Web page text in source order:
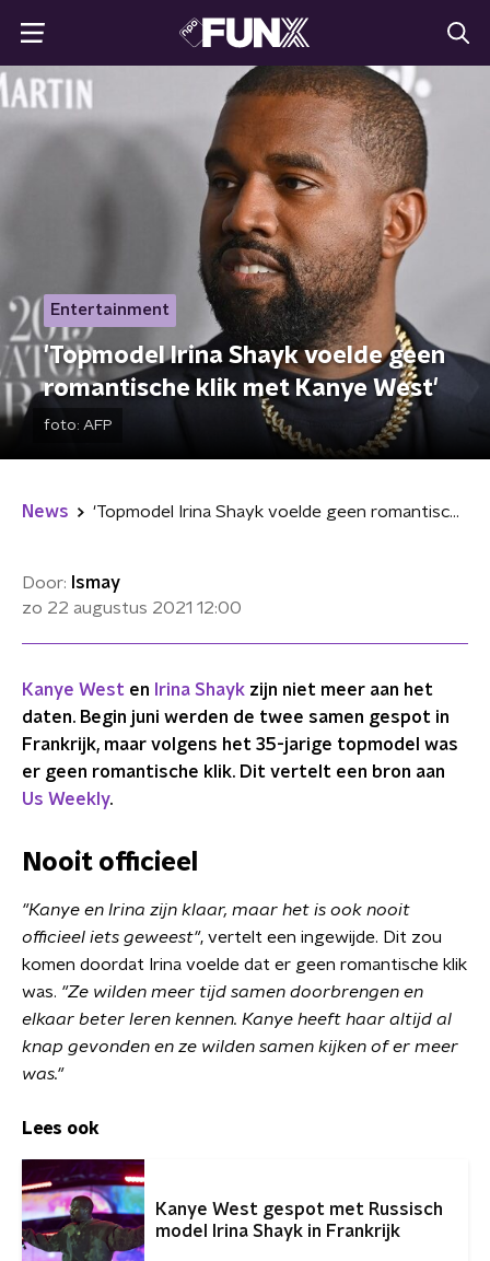
Entertainment
'Topmodel Irina Shayk voelde geen
romantische klik met Kanye West'
foto: AFP
News 'Topmodel Irina Shayk voelde geen romantische klik met Kanye West'
Door:
Ismay
zo 22 augustus 2021 12:00
Kanye West en Irina Shayk zijn niet meer aan het
daten. Begin juni werden de twee samen gespot in
Frankrijk, maar volgens het 35-jarige topmodel was
er geen romantische klik. Dit vertelt een bron aan
Us Weekly.
Nooit officieel
"Kanye en Irina zijn klaar, maar het is ook nooit
officieel iets geweest", vertelt een ingewijde. Dit zou
komen doordat Irina voelde dat er geen romantische klik
was. "Ze wilden meer tijd samen doorbrengen en
elkaar beter leren kennen. Kanye heeft haar altijd al
knap gevonden en ze wilden samen kijken of er meer
was."
Lees ook
Kanye West gespot met Russisch
model Irina Shayk in Frankrijk